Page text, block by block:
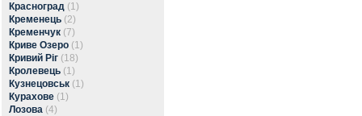
Красноград (1)
Кременець (2)
Кременчук (7)
Криве Озеро (1)
Кривий Ріг (18)
Кролевець (1)
Кузнецовськ (1)
Курахове (1)
Лозова (4)